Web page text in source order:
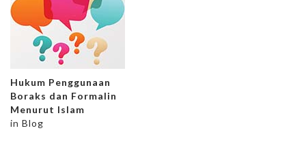
Hukum Penggunaan
Boraks dan Formalin
Menurut Islam
in Blog